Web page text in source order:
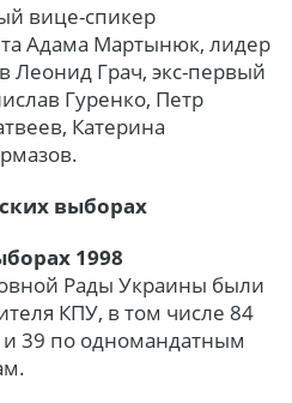
вице-спикер
Адама Мартынюк, лидер
Леонид Грач, экс-первый
Гуренко, Петр
Катерина
выборах
1998
Рады Украины были
КПУ, в том числе 84
39 по одномандатным